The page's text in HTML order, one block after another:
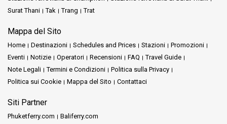
Surat Thani
Tak Trang Trat
Mappa del Sito
Home Destinazioni Schedules and Prices Stazioni
Promozioni
Eventi
Notizie Operatori Recensioni FAQ
Travel Guide
Note Legali
Termini e Condizioni
Politica sulla Privacy
Politica sui Cookie
Mappa del Sito Contattaci
Siti Partner
Phuketferry.com Baliferry.com